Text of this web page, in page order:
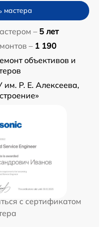
мастера
– 5 лет
– 1 190
объективов и
им. Р. Е. Алексеева,
с сертификатом